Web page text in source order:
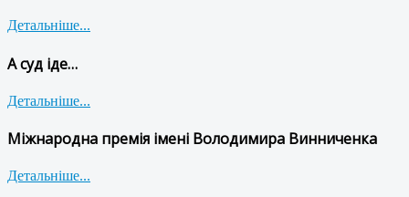
Детальніше...
А суд іде…
Детальніше...
Міжнародна премія імені Володимира Винниченка
Детальніше...